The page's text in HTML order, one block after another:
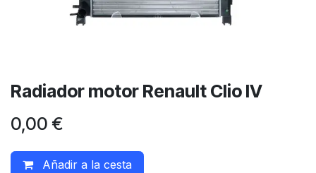
Radiador motor Renault Clio IV
0,00 €
Añadir a la cesta